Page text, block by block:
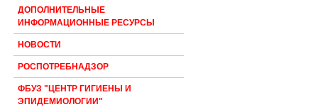
ДОПОЛНИТЕЛЬНЫЕ
ИНФОРМАЦИОННЫЕ РЕСУРСЫ
НОВОСТИ
РОСПОТРЕБНАДЗОР
ФБУЗ "ЦЕНТР ГИГИЕНЫ И
ЭПИДЕМИОЛОГИИ"